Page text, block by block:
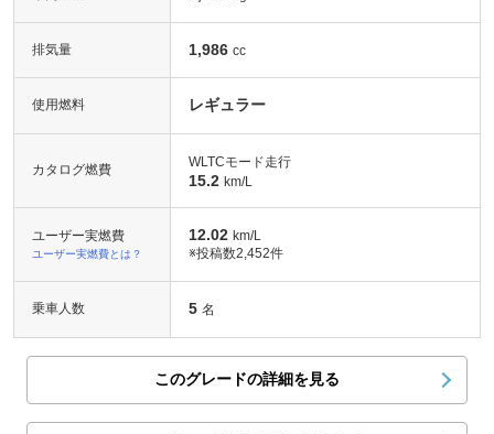
排気量 1,986 cc
使用燃料 レギュラー
カタログ燃費 WLTCモード走行
15.2 km/L
ユーザー実燃費
ユーザー実燃費とは？
12.02 km/L
※投稿数2,452件
乗車人数 5 名
このグレードの詳細を見る